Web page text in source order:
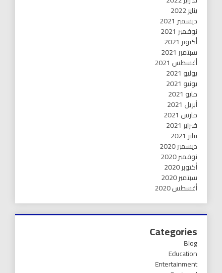
يناير 2022
ديسمبر 2021
نوفمبر 2021
أكتوبر 2021
سبتمبر 2021
أغسطس 2021
يوليو 2021
يونيو 2021
مايو 2021
أبريل 2021
مارس 2021
فبراير 2021
يناير 2021
ديسمبر 2020
نوفمبر 2020
أكتوبر 2020
سبتمبر 2020
أغسطس 2020
Categories
Blog
Education
Entertainment